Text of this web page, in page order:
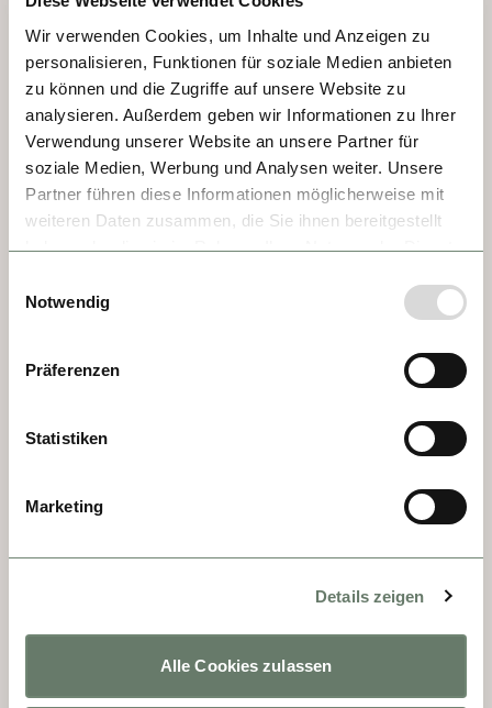
Wir verwenden Cookies, um Inhalte und Anzeigen zu
personalisieren, Funktionen für soziale Medien anbieten
zu können und die Zugriffe auf unsere Website zu
analysieren. Außerdem geben wir Informationen zu Ihrer
Verwendung unserer Website an unsere Partner für
soziale Medien, Werbung und Analysen weiter. Unsere
Partner führen diese Informationen möglicherweise mit
weiteren Daten zusammen, die Sie ihnen bereitgestellt
haben oder die sie im Rahmen Ihrer Nutzung der Dienste
Notwendig
Präferenzen
Statistiken
Marketing
Details zeigen
Alle Cookies zulassen
vibrante y cosmopolita, ideal para quienes
buscan cultura con un toque de innovación.
edificios más grandes de su tipo en todo el
mundo. Los visitantes de la catedral pueden
admirar su interior magnífico, con complejas
bóvedas, vidrieras artísticas y un gran